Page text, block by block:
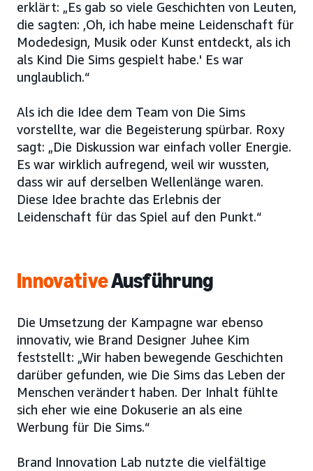
erklärt: „Es gab so viele Geschichten von Leuten,
die sagten: ‚Oh, ich habe meine Leidenschaft für
Modedesign, Musik oder Kunst entdeckt, als ich
als Kind Die Sims gespielt habe.' Es war
unglaublich.“
Als ich die Idee dem Team von Die Sims
vorstellte, war die Begeisterung spürbar. Roxy
sagt: „Die Diskussion war einfach voller Energie.
Es war wirklich aufregend, weil wir wussten,
dass wir auf derselben Wellenlänge waren.
Diese Idee brachte das Erlebnis der
Leidenschaft für das Spiel auf den Punkt.“
InnovativeAusführung
Die Umsetzung der Kampagne war ebenso
innovativ, wie Brand Designer Juhee Kim
feststellt: „Wir haben bewegende Geschichten
darüber gefunden, wie Die Sims das Leben der
Menschen verändert haben. Der Inhalt fühlte
sich eher wie eine Dokuserie an als eine
Werbung für Die Sims.“
Brand Innovation Lab nutzte die vielfältige